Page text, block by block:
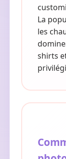
La
les
shirts